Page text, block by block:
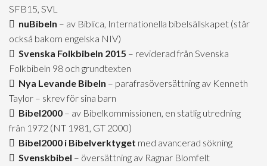
SFB15, SVL
nuBibeln – av Biblica, Internationella bibelsällskapet (står
också bakom engelska NIV)
Svenska Folkbibeln 2015 – reviderad från Svenska
Folkbibeln 98 och grundtexten
Nya Levande Bibeln – parafrasöversättning av Kenneth
Taylor – skrev för sina barn
Bibel2000 – av Bibelkommissionen, en statlig utredning
från 1972 (NT 1981, GT 2000)
Bibel2000 i Bibelverktyget med avancerad sökning
Svenskbibel – översättning av Ragnar Blomfelt